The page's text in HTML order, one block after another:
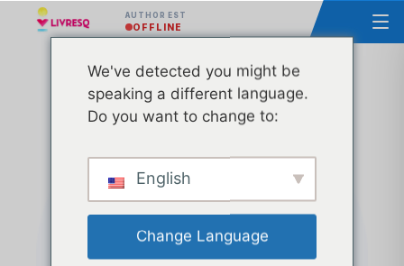
AUTHOR EST
OFFLINE
Curs – Bazele utilizării LIVRESQ – Grupa 38
We've detected you might be
speaking a different language.
Do you want to change to:
English
Change Language